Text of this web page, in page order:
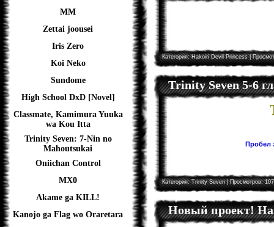
ММ
Zettai joousei
Iris Zero
Koi Neko
Sundome
High School DxD [Novel]
Classmate, Kamimura Yuuka
wa Kou Itta
Trinity Seven: 7-Nin no
Mahoutsukai
Oniichan Control
MX0
Akame ga KILL!
Kanojo ga Flag wo Oraretara
Категория:Hakoiri Devil Princess|
Trinity Seven 5-6
Пробел
Категория:Trinity Seven| Просмотров:
Новый проект!